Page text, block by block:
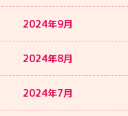
2024年9月
2024年8月
2024年7月